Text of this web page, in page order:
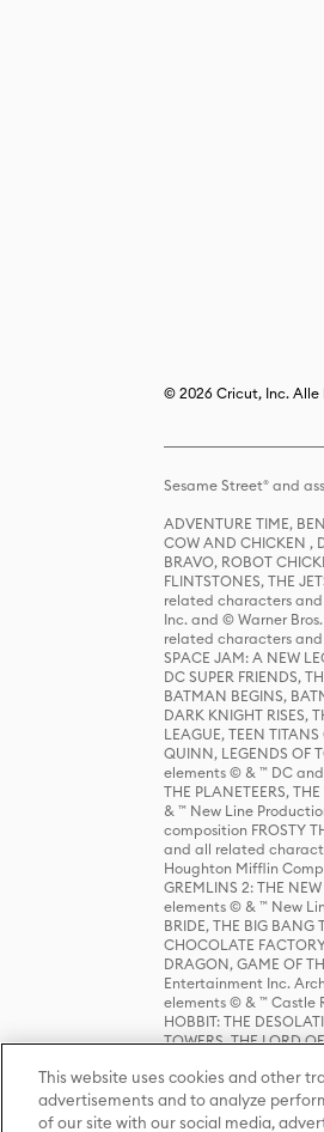
© 2026 Cricut, Inc.
Sesame Street® and
ADVENTURE TIME,
COW AND CHICKEN ,
BRAVO, ROBOT
FLINTSTONES, THE
related characters and
Inc. and © Warner
related characters and
SPACE JAM: A NEW
DC SUPER FRIENDS,
BATMAN BEGINS,
DARK KNIGHT RISES,
LEAGUE, TEEN
QUINN, LEGENDS OF
elements © & ™ DC and
THE PLANETEERS,
& ™ New Line
composition FROSTY
and all related
Houghton Mifflin
GREMLINS 2: THE
elements © & ™ New
BRIDE, THE BIG BANG
CHOCOLATE
DRAGON, GAME OF
Entertainment Inc.
elements © & ™ Castle
HOBBIT: THE
TOWERS, THE LORD
Warner Bros.
Entertainment Inc. All
This website uses cookies and other
advertisements and to analyze
of our site with our social media,